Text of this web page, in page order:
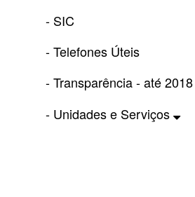
- SIC
- Telefones Úteis
- Transparência - até 2018
- Unidades e Serviços